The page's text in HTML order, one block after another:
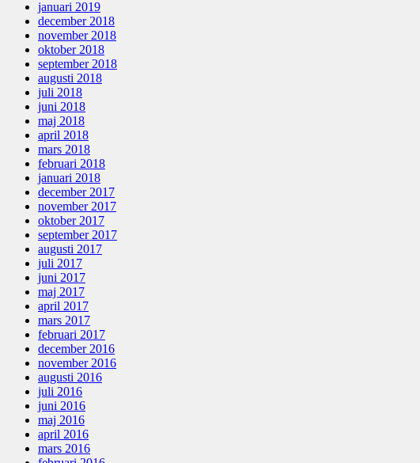
januari 2019
december 2018
november 2018
oktober 2018
september 2018
augusti 2018
juli 2018
juni 2018
maj 2018
april 2018
mars 2018
februari 2018
januari 2018
december 2017
november 2017
oktober 2017
september 2017
augusti 2017
juli 2017
juni 2017
maj 2017
april 2017
mars 2017
februari 2017
december 2016
november 2016
augusti 2016
juli 2016
juni 2016
maj 2016
april 2016
mars 2016